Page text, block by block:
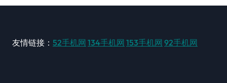
友情链接： 52手机网 134手机网 153手机网 92手机网